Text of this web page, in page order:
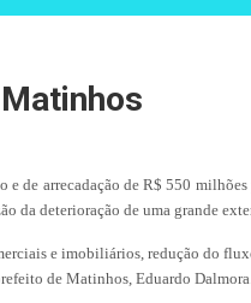
de arrecadação de R$ 550
da deterioração de uma grande
e imobiliários, redução do
de Matinhos, Eduardo